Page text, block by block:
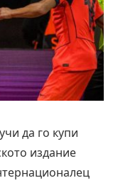
да го купи
издание